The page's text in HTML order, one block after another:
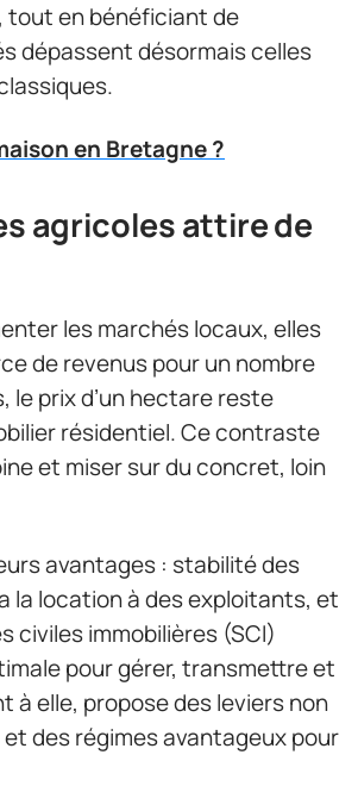
tout en bénéficiant de
dépassent désormais celles
en Bretagne ?
agricoles attire de
les marchés locaux, elles
de revenus pour un nombre
le prix d’un hectare reste
résidentiel. Ce contraste
et miser sur du concret, loin
avantages : stabilité des
la location à des exploitants, et
civiles immobilières (SCI)
pour gérer, transmettre et
elle, propose des leviers non
des régimes avantageux pour